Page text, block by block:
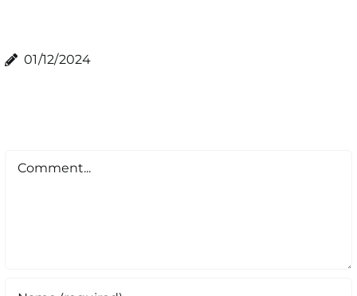
01/12/2024
Comment